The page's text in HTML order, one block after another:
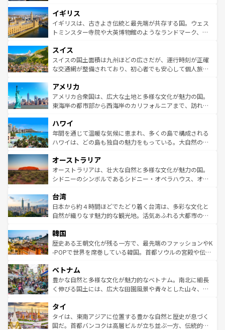
いる。シャンパンの発祥地であるランス、プロヴァンスの
香り高いラベンダー畑など、多彩な楽しみ方が可能だ。さ
らに、パリ以外の地域にも魅力が溢れており、どの街角に
れる地方に足を運ぶとそれぞれで全く異なる文化を体験で
きるだろう。 なお、新着のフランス情報はコンテンツ一覧
を参照してほしい。
顔を持つこの国は、どこを歩いても飽きることがない。ベ
ルリンの文化的活気、バイエルン州のアルプスの絶景、そ
してライン川沿いのワイン畑といった風景は必見。ビール
は、お酒好きな人にはぜひ体験してほしい。 なお、新着の
ドイツ情報はコンテンツ一覧を参照してほしい。
イギリス
イギリスは、古きよき伝統と最先端が共存する国。ウェス
トミンスター寺院や大英博物館のようなランドマーク、歴
リアごとに異なる魅力がある。また、優雅なアフタヌーン
ティー、ビール好きにはたまらない英国パブ、サッカー観
戦など、本場だからこそできる体験も豊富。イギリスを旅
ンツ一覧を参照してほしい。
スイス
スイスの国土面積は九州ほどの広さだが、運行時刻が正確
な交通網が整備されており、初心者でも安心して個人旅行
の建物がそのまま残る町や、スイスならではのユニークな
博物館もあり、アルプス観光だけでなく町歩きも満喫する
ことができる。国民の所得が高いため物価も高いが、旅行
ば市内交通費無料で観光を楽しむこともできる。 なお、新
着のスイス情報はコンテンツ一覧 を参照してほしい。
アメリカ
アメリカ合衆国は、広大な土地と多様な文化が魅力の国。
東海岸の都市部から西海岸のカリフォルニアまで、訪れる
のような巨大都市は、観光、ショッピング、エンターテイ
ンメントが詰まった刺激的なスポットだ。一方、アメリカ
西部には大自然が広がり、グランドキャニオンやイエロー
部のニューオーリンズでは、音楽と美食が融合した独特の
文化が魅力。旅行者はアメリカの各地域で異なる魅力を楽
しみながら、その多様性と豊かな歴史を感じることができ
ならではの贅沢な旅のスタイルだ。 なお、新着のアメリカ
情報はコンテンツ一覧を参照してほしい。
ハワイ
年間を通じて温暖な気候に恵まれ、多くの島で構成される
ハワイは、どの島も独自の魅力をもっている。大自然の神
ワイ島は見逃せない。また、定番の観光地といえばオアフ
島だが、静かな自然を求めるならマウイ島やカウアイ島が
おすすめ。エメラルドグリーンに輝く海をはじめ、豊かな
れるおもてなしの心で訪れる人々を迎えてくれるハワイの
人々、おいしいローカルフードやハワイアンミュージッ
ク、伝統的なフラダンスなど、すべてがハワイの魅力を彩
ワイを、存分に味わってほしい。 なお、新着のハワイ情報
はコンテンツ一覧を参照してほしい。
オーストラリア
オーストラリアは、壮大な自然と多様な文化が魅力の国。
シドニーのシンボルであるシドニー・オペラハウス、オー
リアリーフや大陸中央部にそびえるウルル（エアーズロッ
ク）、タスマニアの美しい原生林やケアンズの熱帯雨林な
ど、見どころがたくさん。また、カフェやワイン、オージ
いる。アクティビティも充実しており、サーフィンやダイ
ビング、ハイキングなど、アウトドア好きにはたまらな
い。オーストラリアの多彩な魅力を存分に味わいつくそ
参照してほしい。
台湾
日本から約４時間ほどでたどり着く台湾は、多彩な文化と
自然が織りなす魅力的な観光地。活気あふれる大都市の台
ン）、静ひつな山岳地帯である台湾東部など、都市の喧騒
と山間の静けさが共存しており、訪れる人に新しい発見と
驚きをもたらしてくれる。また、奥深い台湾の食文化も魅
容にもいいと評判のスイーツなど、バラエティ豊かな料理
が味わえる。 なお、新着の台湾情報は コンテンツ一覧を参
照してほしい。
韓国
歴史ある王朝文化が残る一方で、最先端のファッションやK
-POPで世界を席巻している韓国。首都ソウルの宮殿や伝統
き、地方に足を延ばせば四季折々の自然美を楽しむことが
できる。そして、キムチや焼肉、絶品のストリートフード
まで、さまざまな韓国料理が待っている。夜には、韓国な
リティに包まれながら、韓国の多彩な魅力を心ゆくまで味
わってみてほしい。 なお、新着の韓国情報はコンテンツ一
覧を参照してほしい。
ベトナム
豊かな自然と多様な文化が魅力的なベトナム。南北に細長
く伸びる国土には、広大な田園風景や青々とした山々、世
急速な発展と共に伝統が息づく。ハノイの古い町並みやホ
ーチミン市のフランス統治時代の建物も、独特の雰囲気を
醸し出している。また、バラエティの豊かさとおいしさで
タイ
タイは、東南アジアに位置する豊かな自然と歴史が息づく
国だ。首都バンコクは高層ビルが立ち並ぶ一方、伝統的な